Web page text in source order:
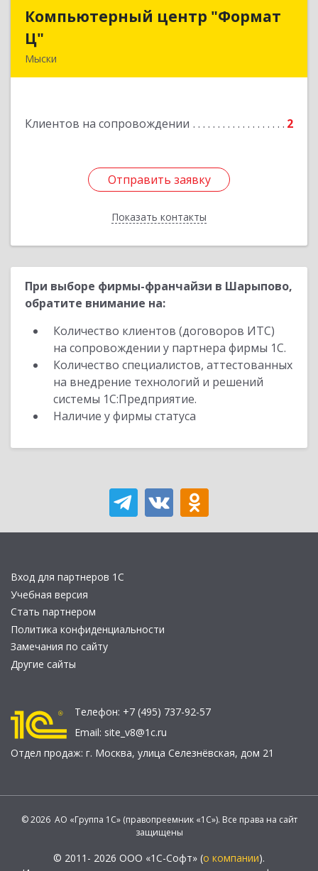
Компьютерный центр "Формат
Ц"
Мыски
Клиентов на сопровождении 2
Отправить заявку
Показать контакты
Компьютерный центр "Формат
Подробнее
Отправить заявку
Назад
При выборе фирмы-франчайзи в Шарыпово,
обратите внимание на:
Количество клиентов (договоров ИТС)
на сопровождении у партнера фирмы 1С.
Количество специалистов, аттестованных
на внедрение технологий и решений
системы 1С:Предприятие.
Наличие у фирмы статуса
Вход для партнеров 1С
Учебная версия
Стать партнером
Политика конфиденциальности
Замечания по сайту
Другие сайты
Телефон: +7 (495) 737-92-57
Email: site_v8@1c.ru
Отдел продаж: г. Москва, улица Селезнёвская, дом 21
© 2026 АО «Группа 1С» (правопреемник «1С»). Все права на сайт
защищены
© 2011- 2026 ООО «1С-Софт» (о компании).